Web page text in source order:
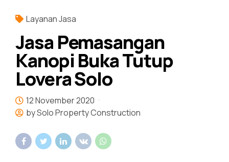
Layanan Jasa
Jasa Pemasangan
Kanopi Buka Tutup
Lovera Solo
12 November 2020
by Solo Property Construction